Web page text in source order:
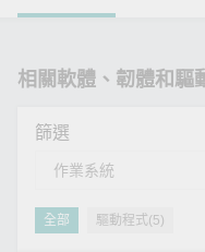
相關軟體、韌體和驅
篩選
全部 驅動程式(5)